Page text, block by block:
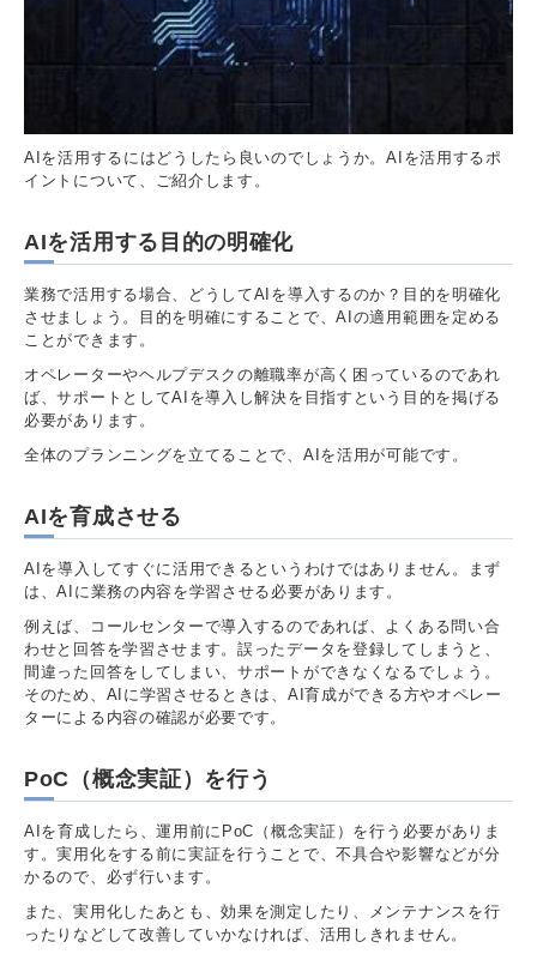
AIを活用するにはどうしたら良いのでしょうか。AIを活用するポ
イントについて、ご紹介します。
AIを活用する目的の明確化
業務で活用する場合、どうしてAIを導入するのか？目的を明確化
させましょう。目的を明確にすることで、AIの適用範囲を定める
ことができます。
オペレーターやヘルプデスクの離職率が高く困っているのであれ
ば、サポートとしてAIを導入し解決を目指すという目的を掲げる
必要があります。
全体のプランニングを立てることで、AIを活用が可能です。
AIを育成させる
AIを導入してすぐに活用できるというわけではありません。まず
は、AIに業務の内容を学習させる必要があります。
例えば、コールセンターで導入するのであれば、よくある問い合
わせと回答を学習させます。誤ったデータを登録してしまうと、
間違った回答をしてしまい、サポートができなくなるでしょう。
そのため、AIに学習させるときは、AI育成ができる方やオペレー
ターによる内容の確認が必要です。
PoC（概念実証）を行う
AIを育成したら、運用前にPoC（概念実証）を行う必要がありま
す。実用化をする前に実証を行うことで、不具合や影響などが分
かるので、必ず行います。
また、実用化したあとも、効果を測定したり、メンテナンスを行
ったりなどして改善していかなければ、活用しきれません。